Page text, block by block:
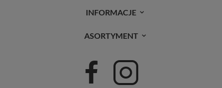
INFORMACJE
ASORTYMENT